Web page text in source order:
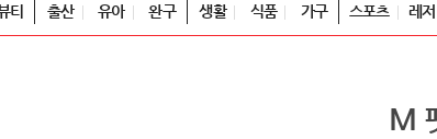
티 출산 유아 완구 생활 식품 가구 스포츠 레저
M